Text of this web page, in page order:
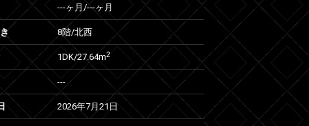
---ヶ月 /---ヶ月
8階/北西
1DK/27.64m2
---
2026年7月21日